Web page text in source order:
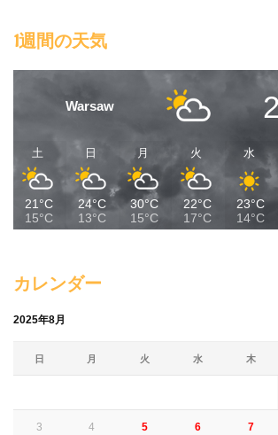
1週間の天気
Warsaw
土
21°C
15°C
日
24°C
13°C
月
30°C
15°C
火
22°C
17°C
水
23°C
14°C
カレンダー
2025年8月
日 月 火 水 木
3 4 5 6 7